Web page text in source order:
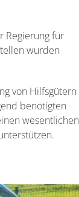
Regierung für
wurden
von Hilfsgütern
benötigten
wesentlichen